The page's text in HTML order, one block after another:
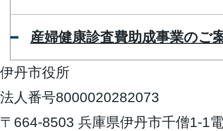
産婦健康診査費助成事業のご
伊丹市役所
法人番号8000020282073
〒664-8503 兵庫県伊丹市千僧1-1